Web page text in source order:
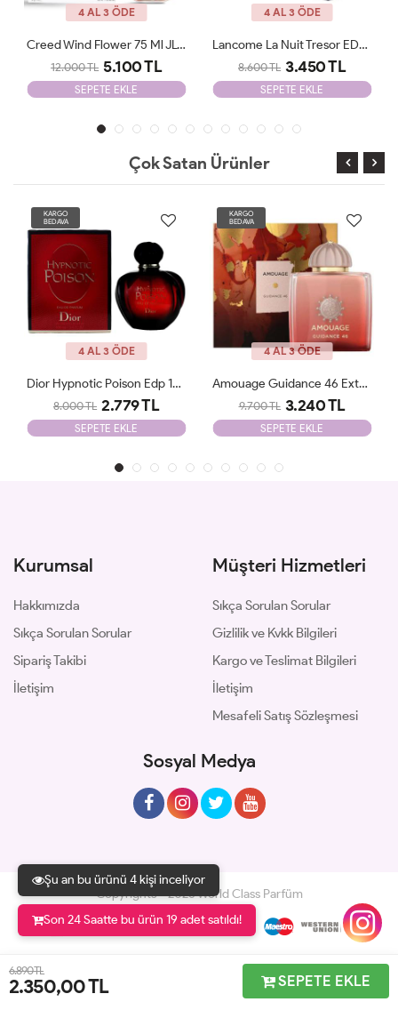
6.890 TL
2.350,00TL SEPETE EKLE
Şu an bu ürünü 4 kişi inceliyor
Son 24 Saatte bu ürün 19 adet satıldı!
4 AL 3 ÖDE
Lancome La Nuit Tresor EDP 100 Ml JLT Woman
8.600 TL 3.450 TL
SEPETE EKLE
4 AL 3 ÖDE
Giorgio Armani Si Passione Edp 100 Ml JLT Woman
6.500 TL 2.205 TL
SEPETE EKLE
Çok Satan Ürünler
KARGO
BEDAVA
4 AL 3 ÖDE
Amouage Guidance 46 Extrait De Parfum JLT
9.700 TL 3.240 TL
SEPETE EKLE
KARGO
BEDAVA
4 AL 3 ÖDE
Parfums De Marly Delina EDP 75 Ml JLT
8.700 TL 2.500 TL
SEPETE EKLE
Kurumsal
Hakkımızda
Sıkça Sorulan Sorular
Sipariş Takibi
İletişim
Müşteri Hizmetleri
Sıkça Sorulan Sorular
Gizlilik ve Kvkk Bilgileri
Kargo ve Teslimat Bilgileri
İletişim
Mesafeli Satış Sözleşmesi
Sosyal Medya
Copyrights © 2026 World Class Parfüm
Geliştir - powered by innovation
Anasayfa Üye Girişi Sipariş Takibi İletişim